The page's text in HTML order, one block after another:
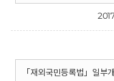
「재외국민등록법」일부